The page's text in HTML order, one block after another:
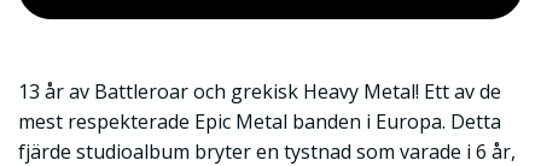
13 år av Battleroar och grekisk Heavy Metal! Ett av de
mest respekterade Epic Metal banden i Europa. Detta
fjärde studioalbum bryter en tystnad som varade i 6 år,